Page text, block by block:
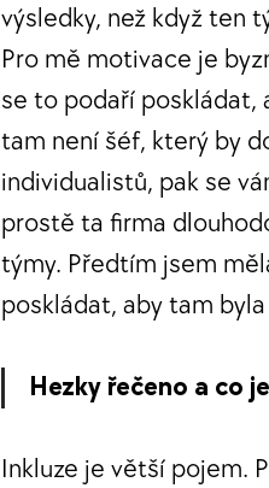
výsledky, než když ten
Pro mě motivace je
se to podaří poskládat,
tam není šéf, který by
individualistů, pak se
prostě ta firma
týmy. Předtím jsem
poskládat, aby tam
Hezky řečeno a co
Inkluze je větší pojem.